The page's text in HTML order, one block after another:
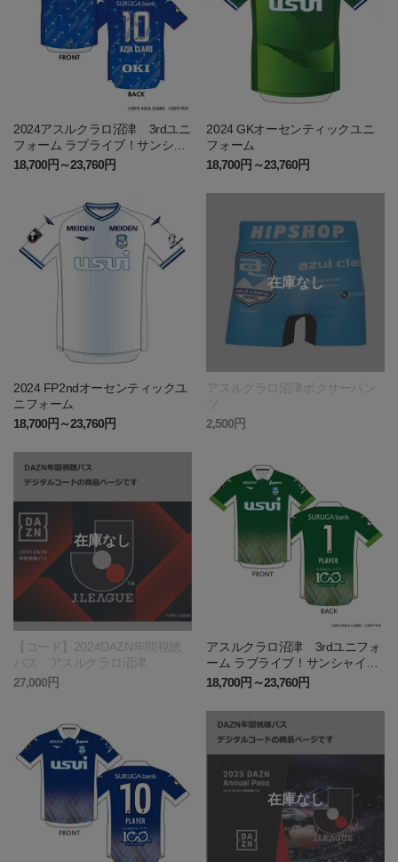
2024アスルクラロ沼津 3rdユニ
フォーム ラブライブ！サンシャ
イン!!エディション（FP）
18,700円～23,760円
2024 GKオーセンティックユニ
フォーム
18,700円～23,760円
2024 FP2ndオーセンティックユ
ニフォーム
18,700円～23,760円
アスルクラロ沼津ボクサーパン
ツ
2,500円
【コード】2024DAZN年間視聴
パス アスルクラロ沼津
27,000円
アスルクラロ沼津 3rdユニフォ
ーム ラブライブ！サンシャイ
ン!!2023エディション(GK)
18,700円～23,760円